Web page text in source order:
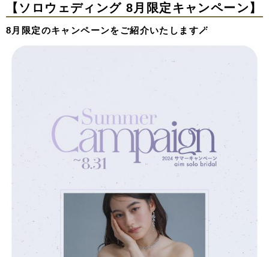
【ソロウェディング 8月限定キャンペーン】
8月限定のキャンペーンをご紹介いたします🪄